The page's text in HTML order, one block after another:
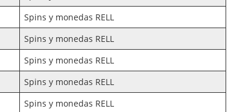
Spins y monedas RELL
Spins y monedas RELL
Spins y monedas RELL
Spins y monedas RELL
Spins y monedas RELL